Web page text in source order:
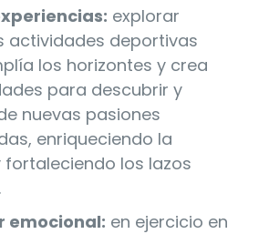
explorar
actividades deportivas
los horizontes y crea
para descubrir y
nuevas pasiones
enriqueciendo la
fortaleciendo los lazos
emocional: en ejercicio en